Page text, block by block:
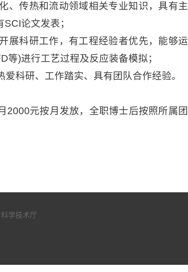
、传热和流动领域相关专业知识，具有主
论文发表；
展科研工作，有工程经验者优先，能够运
)进行工艺过程及反应装备模拟；
科研、工作踏实、具有团队合作经验。
2000元按月发放，全职博士后按照所属团
学技术厅